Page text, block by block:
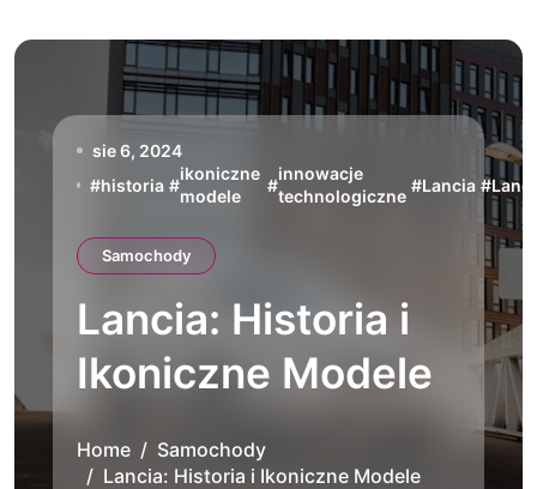
sie 6, 2024
#historia #
ikoniczne
modele
#
innowacje
technologiczne
#Lancia #
Samochody
Lancia: Historia i
Ikoniczne Modele
Home
Samochody
Lancia: Historia i Ikoniczne Modele